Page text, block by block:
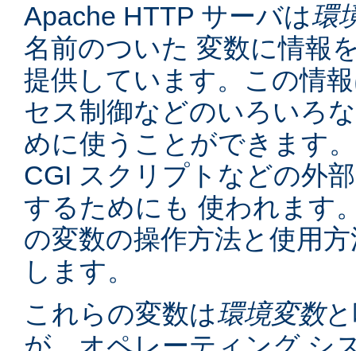
Apache HTTP サーバは環
名前のついた 変数に情報
提供しています。この情
セス制御などのいろいろ
めに使うことができます
CGI スクリプトなどの外
するためにも 使われます
の変数の操作方法と使用
します。
これらの変数は環境変数